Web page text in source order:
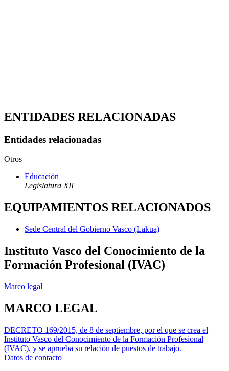
ENTIDADES RELACIONADAS
Entidades relacionadas
Otros
Educación
Legislatura XII
EQUIPAMIENTOS RELACIONADOS
Sede Central del Gobierno Vasco (Lakua)
Instituto Vasco del Conocimiento de la
Formación Profesional (IVAC)
Marco legal
MARCO LEGAL
DECRETO 169/2015, de 8 de septiembre, por el que se crea el
Instituto Vasco del Conocimiento de la Formación Profesional
(IVAC), y se aprueba su relación de puestos de trabajo.
Datos de contacto